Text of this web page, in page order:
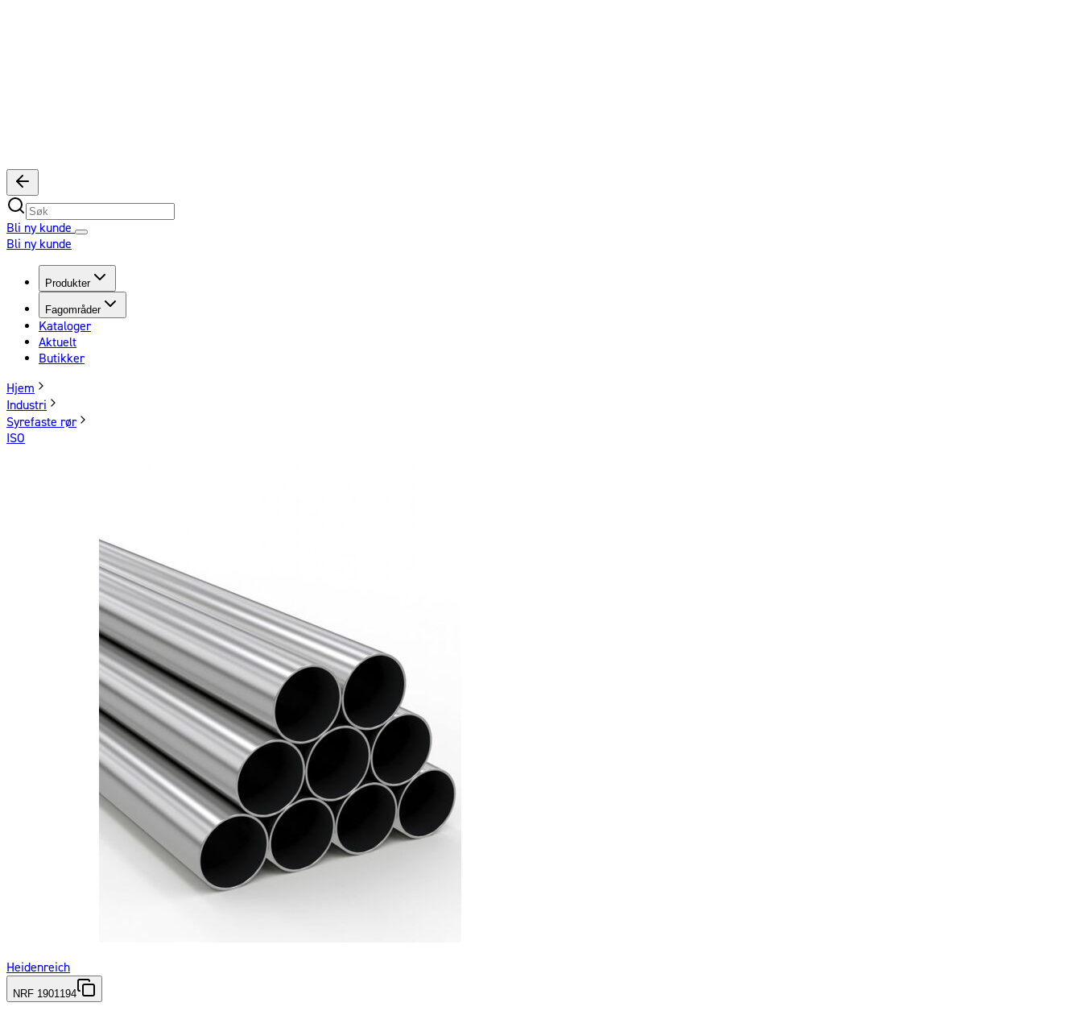
Bli ny kunde
Bli ny kunde
Produkter
Fagområder
Kataloger
Aktuelt
Butikker
Hjem
Industri
Syrefaste rør
ISO
Heidenreich
NRF 1901194